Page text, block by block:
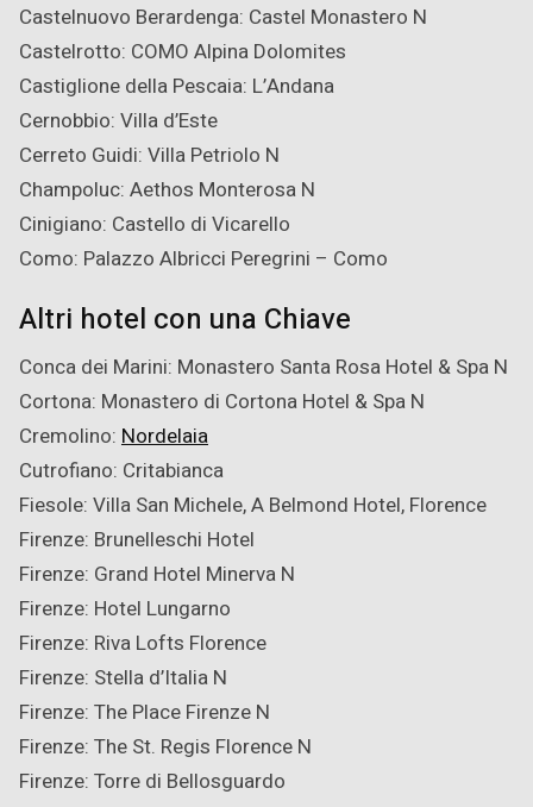
Castelnuovo Berardenga: Castel Monastero N
Castelrotto: COMO Alpina Dolomites
Castiglione della Pescaia: L’Andana
Cernobbio: Villa d’Este
Cerreto Guidi: Villa Petriolo N
Champoluc: Aethos Monterosa N
Cinigiano: Castello di Vicarello
Como: Palazzo Albricci Peregrini – Como
Altri hotel con una Chiave
Conca dei Marini: Monastero Santa Rosa Hotel & Spa N
Cortona: Monastero di Cortona Hotel & Spa N
Cremolino: Nordelaia
Cutrofiano: Critabianca
Fiesole: Villa San Michele, A Belmond Hotel, Florence
Firenze: Brunelleschi Hotel
Firenze: Grand Hotel Minerva N
Firenze: Hotel Lungarno
Firenze: Riva Lofts Florence
Firenze: Stella d’Italia N
Firenze: The Place Firenze N
Firenze: The St. Regis Florence N
Firenze: Torre di Bellosguardo